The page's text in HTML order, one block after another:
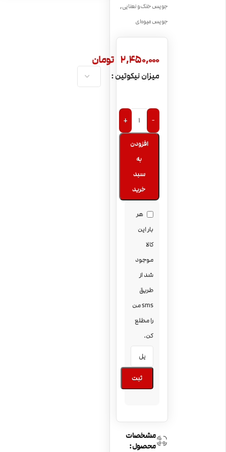
جویس خنک و نعنایی,
جویس میوه‌ای
2,450,000 تومان
میزان نیکوتین
-
+
افزودن
به
سبد
خرید
هر
بار این
کالا
موجود
شد از
طریق
sms من
را مطلع
کن.
ثبت
مشخصات
محصول: